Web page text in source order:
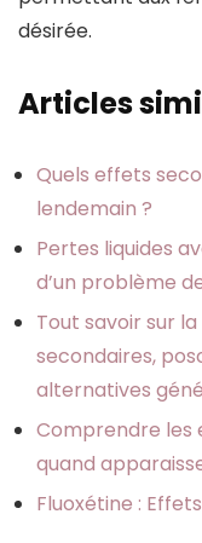
désirée.
Articles
Quels effets
lendemain ?
Pertes liquides
d’un problème
Tout savoir sur
secondaires,
alternatives
Comprendre les
quand
Fluoxétine :